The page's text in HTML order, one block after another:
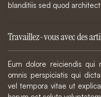
blanditiis sed quod
Travaillez-vous avec des
Eum dolore reiciendis qui
omnis perspiciatis qui
vel tempora vitae ut